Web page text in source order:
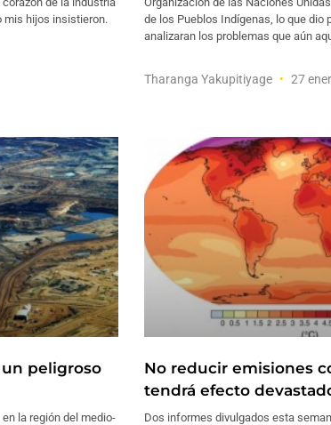
mis hijos insistieron.
de los Pueblos Indígenas, lo que dio
analizaran los problemas que aún
Tharanga Yakupitiyage 27
un peligroso
la región del medio-
No reducir emisiones
tendrá efecto
Dos informes divulgados esta